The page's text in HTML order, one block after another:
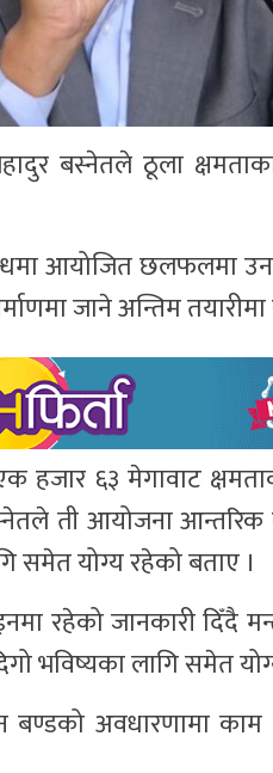
बस्नेतले ठूला
आयोजित छलफलमा
जाने अन्तिम
६३ मेगावाट
ती आयोजना
समेत योग्य रहेको बताए ।
रहेको जानकारी दिँदै
भविष्यका लागि समेत
बण्डको अवधारणामा